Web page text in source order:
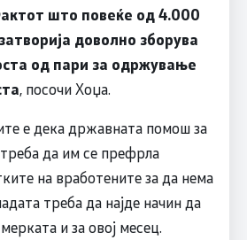
што повеќе од 4.000
доволно зборува
од пари за одржување
, посочи Хоџа.
е дека државната помош за
да им се префрла
на вработените за да нема
треба да најде начин да
и за овој месец.